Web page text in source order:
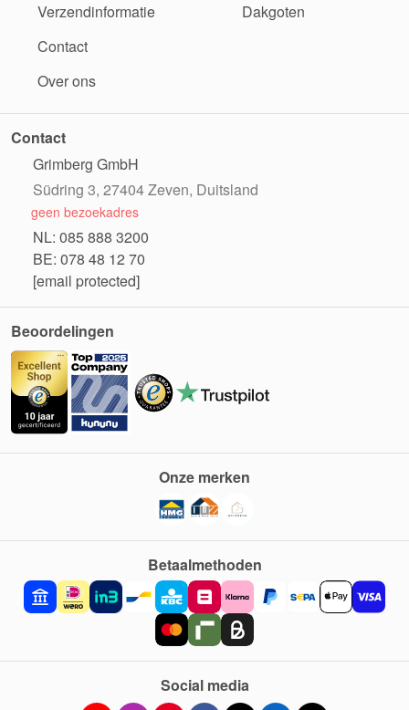
Verzendinformatie
Contact
Over ons
Dakgoten
Contact
Grimberg GmbH
Südring 3, 27404 Zeven, Duitsland
geen bezoekadres
NL: 085 888 3200
BE: 078 48 12 70
[email protected]
Beoordelingen
Betaalmethoden
Onze merken
Social media